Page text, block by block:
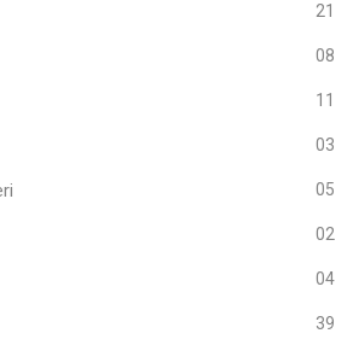
21
08
11
03
05
02
04
39